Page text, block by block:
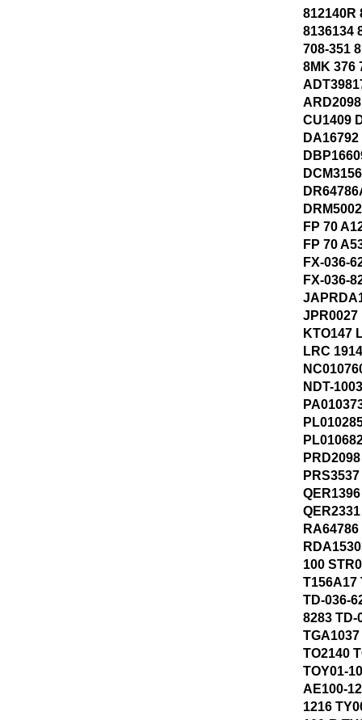
812140R
8136134
708-351
8MK 376
CU1409
FP 70
FP 70
FX-036-
FX-036-
JPR0027
KTO147
LRC
NDT-
100
T156A17
TD-036-
8283 TD-
TGA1037
TO2140
TOY01-
AE100-
1216